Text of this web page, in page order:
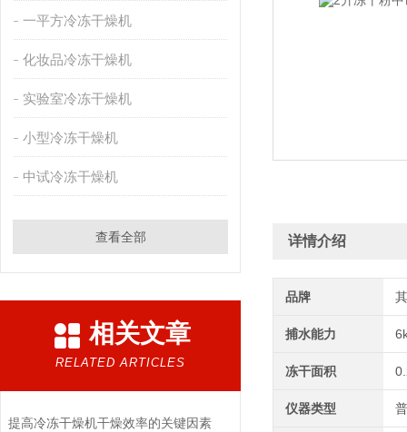
一平方冷冻干燥机
化妆品冷冻干燥机
实验室冷冻干燥机
小型冷冻干燥机
中试冷冻干燥机
查看全部
相关文章
RELATED ARTICLES
提高冷冻干燥机干燥效率的关键因素
详情介绍
品牌
捕水能力
冻干面积
仪器类型